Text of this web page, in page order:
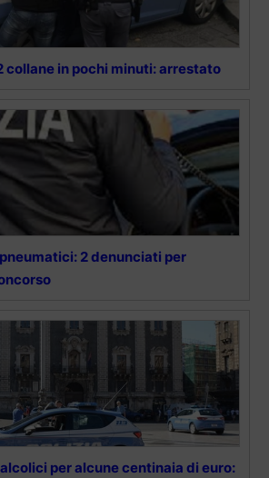
collane in pochi minuti: arrestato
2 denunciati per
per alcune centinaia di euro: